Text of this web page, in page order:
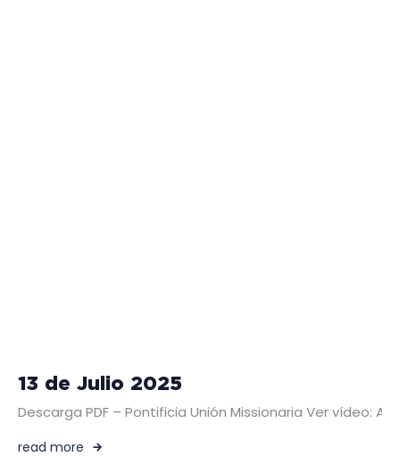
13 de Julio 2025
Descarga PDF – Pontificia Unión Missionaria Ver vídeo:
read more